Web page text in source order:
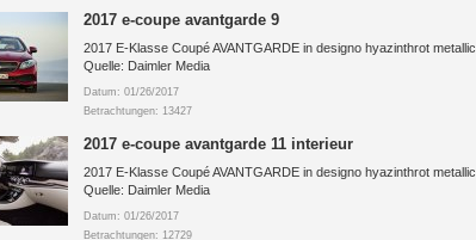
2017 e-coupe avantgarde 9
2017 E-Klasse Coupé AVANTGARDE in designo hyazinthrot metallic
Quelle: Daimler Media
Datum: 01/26/2017
Betrachtungen: 13427
2017 e-coupe avantgarde 11 interieur
2017 E-Klasse Coupé AVANTGARDE in designo hyazinthrot metallic
Quelle: Daimler Media
Datum: 01/26/2017
Betrachtungen: 12729